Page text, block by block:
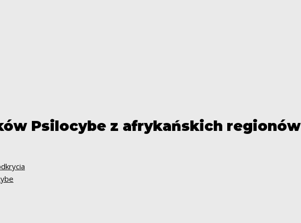
Psilocybe z afrykańskich regionów